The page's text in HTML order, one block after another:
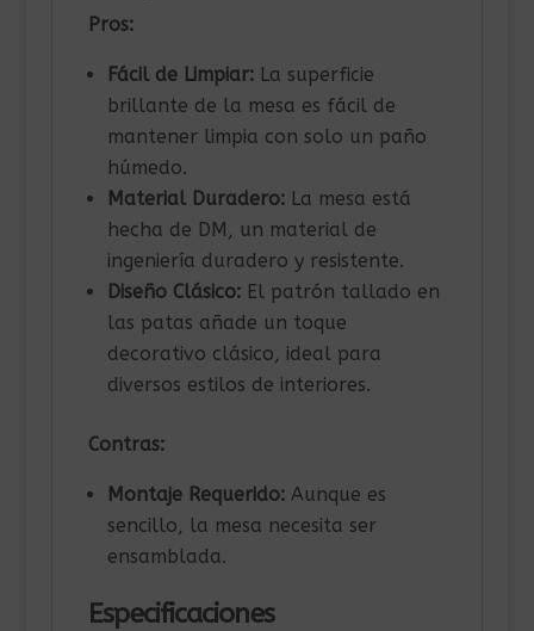
Pros:
Fácil de Limpiar:La superficie
brillante de la mesa es fácil de
mantener limpia con solo un paño
húmedo.
Material Duradero:La mesa está
hecha de DM, un material de
ingeniería duradero y resistente.
Diseño Clásico:El patrón tallado en
las patas añade un toque
decorativo clásico, ideal para
diversos estilos de interiores.
Contras:
Montaje Requerido:Aunque es
sencillo, la mesa necesita ser
ensamblada.
Especificaciones